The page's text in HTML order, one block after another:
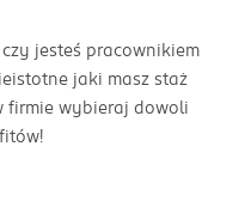
jesteś pracownikiem
jaki masz staż
firmie wybieraj dowoli